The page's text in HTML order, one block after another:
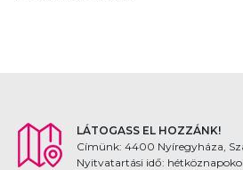
LÁTOGASS EL HOZZÁNK!
Címünk: 4400 Nyíregyháza,
Nyitvatartási idő: